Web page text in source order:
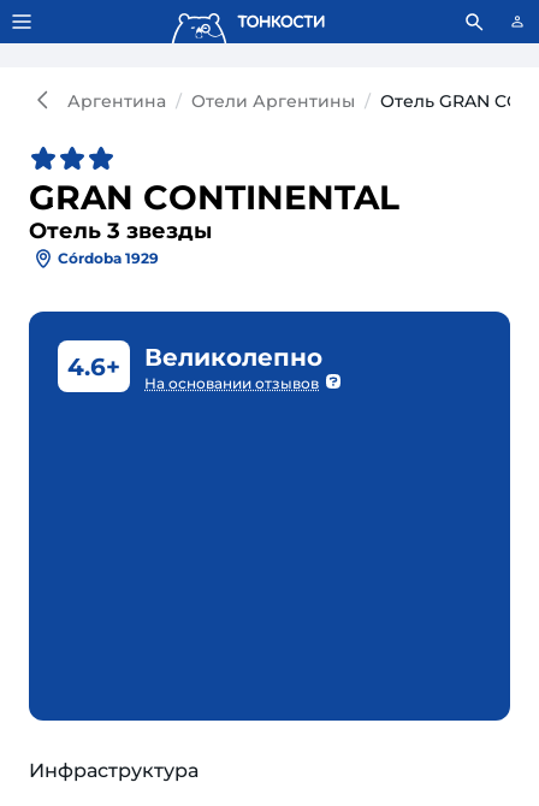
Тонкости используют сookie-файлы. Что это значит?
Аргентина Отели Аргентины Отель GRAN
GRAN CONTINENTAL
Отель 3 звезды
Córdoba 1929
4.6+ Великолепно
На основании отзывов
Инфраструктура